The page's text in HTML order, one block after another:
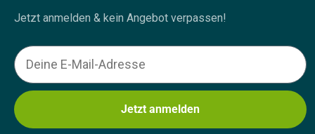
Jetzt anmelden & kein Angebot verpassen!
Email
Jetzt anmelden